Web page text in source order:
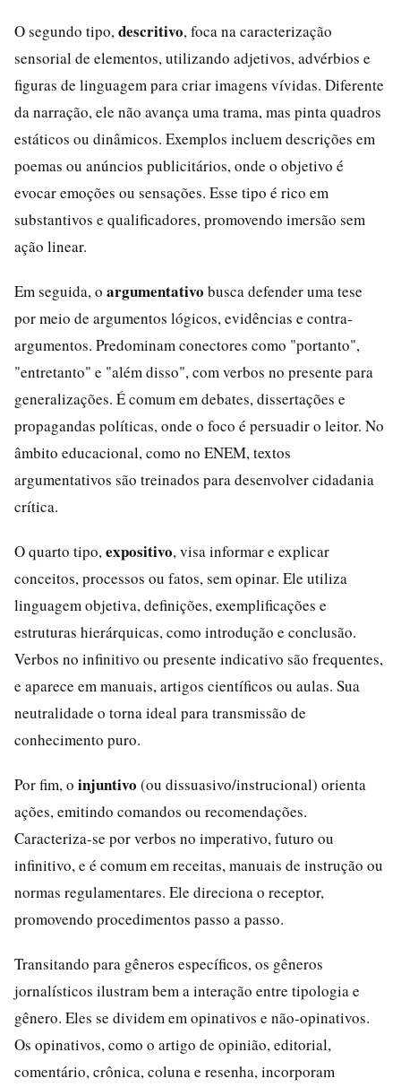
O segundo tipo,descritivo, foca na caracterização
sensorial de elementos, utilizando adjetivos, advérbios e
figuras de linguagem para criar imagens vívidas. Diferente
da narração, ele não avança uma trama, mas pinta quadros
estáticos ou dinâmicos. Exemplos incluem descrições em
poemas ou anúncios publicitários, onde o objetivo é
evocar emoções ou sensações. Esse tipo é rico em
substantivos e qualificadores, promovendo imersão sem
ação linear.
Em seguida, o argumentativo busca defender uma tese
por meio de argumentos lógicos, evidências e contra-
argumentos. Predominam conectores como "portanto",
"entretanto" e "além disso", com verbos no presente para
generalizações. É comum em debates, dissertações e
propagandas políticas, onde o foco é persuadir o leitor. No
âmbito educacional, como no ENEM, textos
argumentativos são treinados para desenvolver cidadania
crítica.
O quarto tipo,expositivo, visa informar e explicar
conceitos, processos ou fatos, sem opinar. Ele utiliza
linguagem objetiva, definições, exemplificações e
estruturas hierárquicas, como introdução e conclusão.
Verbos no infinitivo ou presente indicativo são frequentes,
e aparece em manuais, artigos científicos ou aulas. Sua
neutralidade o torna ideal para transmissão de
conhecimento puro.
Por fim, o injuntivo (ou dissuasivo/instrucional) orienta
ações, emitindo comandos ou recomendações.
Caracteriza-se por verbos no imperativo, futuro ou
infinitivo, e é comum em receitas, manuais de instrução ou
normas regulamentares. Ele direciona o receptor,
promovendo procedimentos passo a passo.
Transitando para gêneros específicos, os gêneros
jornalísticos ilustram bem a interação entre tipologia e
gênero. Eles se dividem em opinativos e não-opinativos.
Os opinativos, como o artigo de opinião, editorial,
comentário, crônica, coluna e resenha, incorporam